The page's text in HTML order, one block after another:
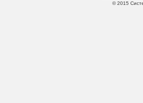
© 2015